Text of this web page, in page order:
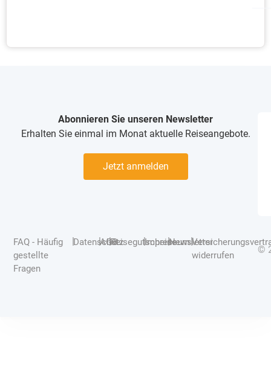
Abonnieren Sie unseren Newsletter
Erhalten Sie einmal im Monat aktuelle Reiseangebote.
Jetzt anmelden
FAQ - Häufig
gestellte
Fragen
|Datenschutz
|AGB
|Reisegutscheine
|Impressum
|Newsletter
|
widerrufen
©